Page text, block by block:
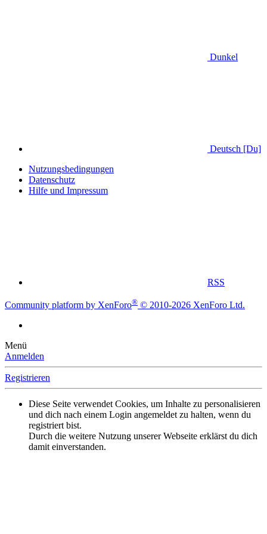
Dunkel
Deutsch [Du]
Nutzungsbedingungen
Datenschutz
Hilfe und Impressum
RSS
Community platform by XenForo® © 2010-2026 XenForo Ltd.
Menü
Anmelden
Registrieren
Diese Seite verwendet Cookies, um Inhalte zu personalisieren
und dich nach einem Login angemeldet zu halten, wenn du
registriert bist.
Durch die weitere Nutzung unserer Webseite erklärst du dich
damit einverstanden.